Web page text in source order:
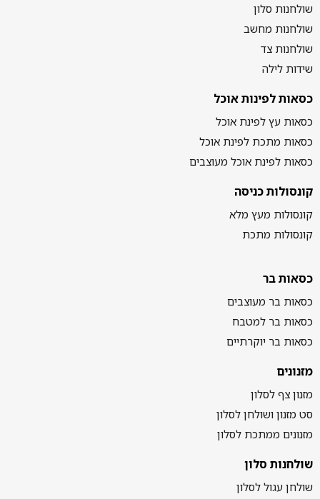
שולחנות סלון
שולחנות מחשב
שולחנות צד
שידות לילה
כסאות לפינות אוכל
כסאות עץ לפינת אוכל
כסאות מתכת לפינת אוכל
כסאות לפינת אוכל מעוצבים
קונסולות כניסה
קונסולות מעץ מלא
קונסולות מתכת
כסאות בר
כסאות בר מעוצבים
כסאות בר למטבח
כסאות בר יוקרתיים
מזנונים
מזנון צף לסלון
סט מזנון ושולחן לסלון
מזנונים ממתכת לסלון
שולחנות סלון
שולחן עגול לסלון